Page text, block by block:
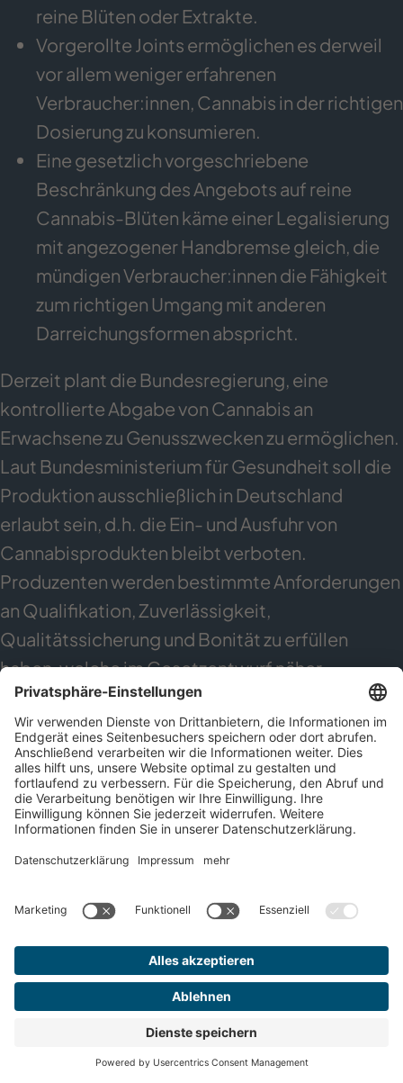
reine Blüten oder Extrakte.
Vorgerollte Joints ermöglichen es derweil
vor allem weniger erfahrenen
Verbraucher:innen, Cannabis in der richtigen
Dosierung zu konsumieren.
Eine gesetzlich vorgeschriebene
Beschränkung des Angebots auf reine
Cannabis-Blüten käme einer Legalisierung
mit angezogener Handbremse gleich, die
mündigen Verbraucher:innen die Fähigkeit
zum richtigen Umgang mit anderen
Darreichungsformen abspricht.
Derzeit plant die Bundesregierung, eine
kontrollierte Abgabe von Cannabis an
Erwachsene zu Genusszwecken zu ermöglichen.
Laut Bundesministerium für Gesundheit soll die
Produktion ausschließlich in Deutschland
erlaubt sein, d.h. die Ein- und Ausfuhr von
Cannabisprodukten bleibt verboten.
Produzenten werden bestimmte Anforderungen
an Qualifikation, Zuverlässigkeit,
Qualitätssicherung und Bonität zu erfüllen
haben, welche im Gesetzentwurf näher
festzulegen sind. Es wird Vorgaben zu Qualität
und Reinheit, Pflanzenschutzmitteln,
Mykotoxinen und Mikroorganismen sowie
Kontrollsystemen (Track and Trace) geben.
Damit sollen auf dem deutschen Markt zukünftig
nur qualitätsgeprüfte Cannabisprodukte aus
einer streng regulierten Produktion erhältlich
sein. Das begrüßen wir von DEMECAN! Denn es
und schützt gleichzeitig die Gesundheit der
Konsument*innen. Es ist an der Zeit den illegalen
Markt mit Produkten ohne jede
Qualitätskontrolle zurückzudrängen.